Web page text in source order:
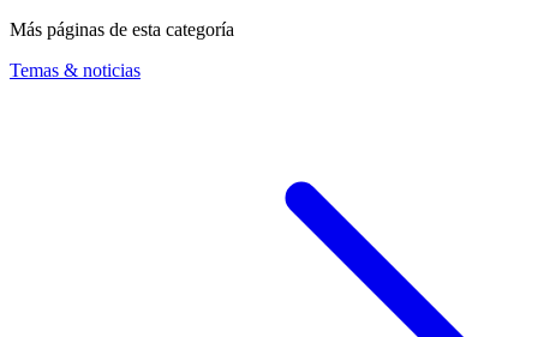
Más páginas de esta categoría
Temas & noticias